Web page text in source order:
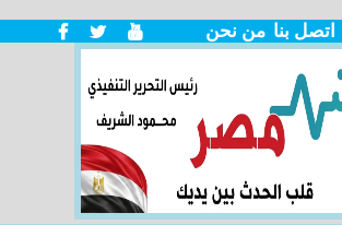
من نحن اتصل بنا